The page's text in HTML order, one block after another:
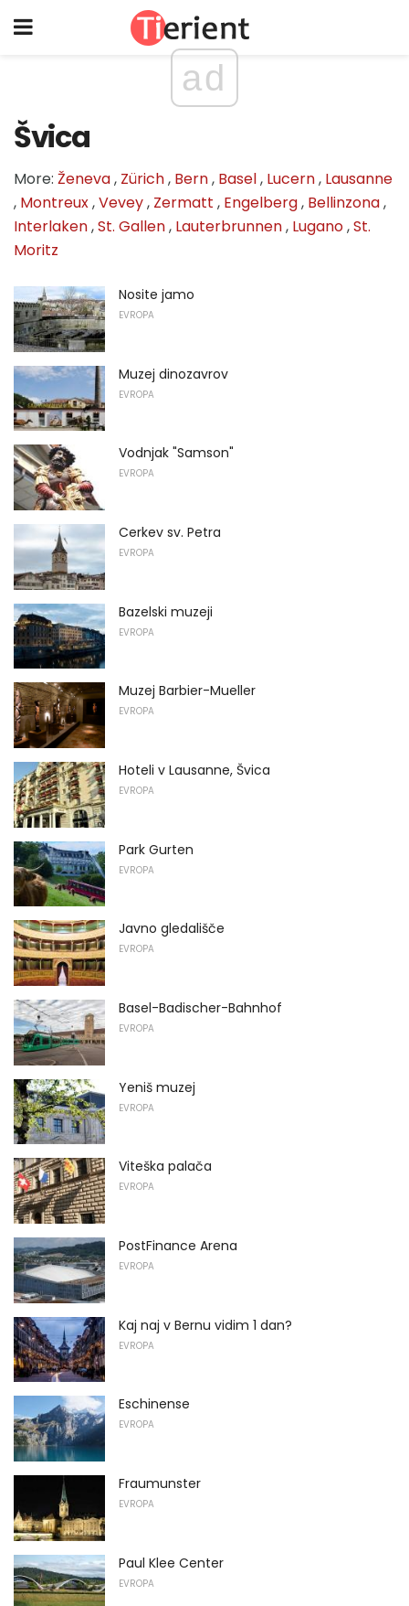
ad
Švica
More: Ženeva, Zürich, Bern, Basel, Lucern, Lausanne
, Montreux,Vevey, Zermatt , Engelberg, Bellinzona,
Interlaken,St. Gallen, Lauterbrunnen, Lugano,St.
Moritz
Nosite jamo
EVROPA
Muzej dinozavrov
EVROPA
Vodnjak "Samson"
EVROPA
Cerkev sv. Petra
EVROPA
Bazelski muzeji
EVROPA
Muzej Barbier-Mueller
EVROPA
Hoteli v Lausanne, Švica
EVROPA
Park Gurten
EVROPA
Javno gledališče
EVROPA
Basel-Badischer-Bahnhof
EVROPA
Yeniš muzej
EVROPA
Viteška palača
EVROPA
PostFinance Arena
EVROPA
Kaj naj v Bernu vidim 1 dan?
EVROPA
Eschinense
EVROPA
Fraumunster
EVROPA
Paul Klee Center
EVROPA